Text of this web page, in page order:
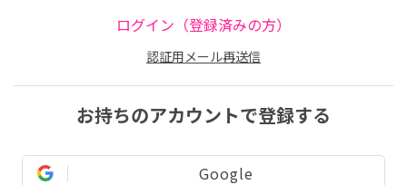
ログイン（登録済みの方）
認証用メール再送信
お持ちのアカウントで登録する
Google